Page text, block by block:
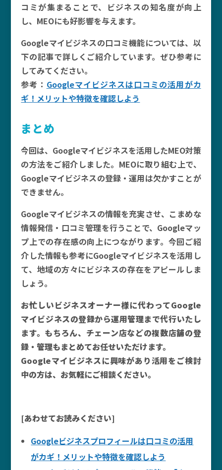
コミが集まることで、ビジネスの知名度が向上
し、MEOにも好影響を与えます。
Googleマイビジネスの口コミ機能については、以
下の記事で詳しくご紹介しています。ぜひ参考に
してみてください。
参考： Googleマイビジネスは口コミの活用がカ
ギ！メリットや特徴を確認しよう
まとめ
今回は、Googleマイビジネスを活用したMEO対策
の方法をご紹介しました。MEOに取り組む上で、
Googleマイビジネスの登録・運用は欠かすことが
できません。
Googleマイビジネスの情報を充実させ、こまめな
情報発信・口コミ管理を行うことで、Googleマッ
プ上での存在感の向上につながります。今回ご紹
介した情報も参考にGoogleマイビジネスを活用し
て、地域の方々にビジネスの存在をアピールしま
しょう。
お忙しいビジネスオーナー様に代わってGoogle
マイビジネスの登録から運用管理まで代行いたし
ます。もちろん、チェーン店などの複数店舗の登
録・管理もまとめてお任せいただけます。
Googleマイビジネスに興味があり活用をご検討
中の方は、お気軽にご相談ください。
[あわせてお読みください]
Googleビジネスプロフィールは口コミの活用
がカギ！メリットや特徴を確認しよう